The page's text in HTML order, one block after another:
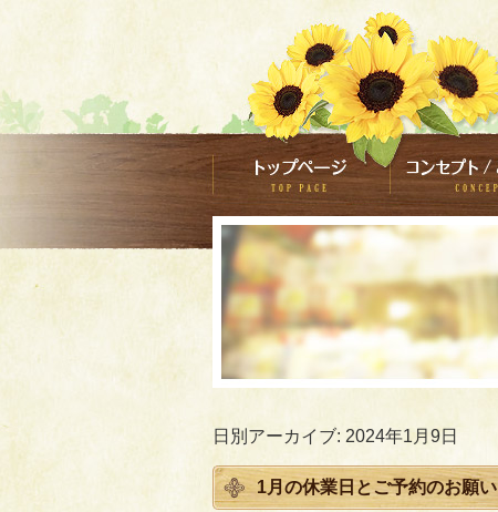
日別アーカイブ: 2024年1月9日
1月の休業日とご予約のお願い